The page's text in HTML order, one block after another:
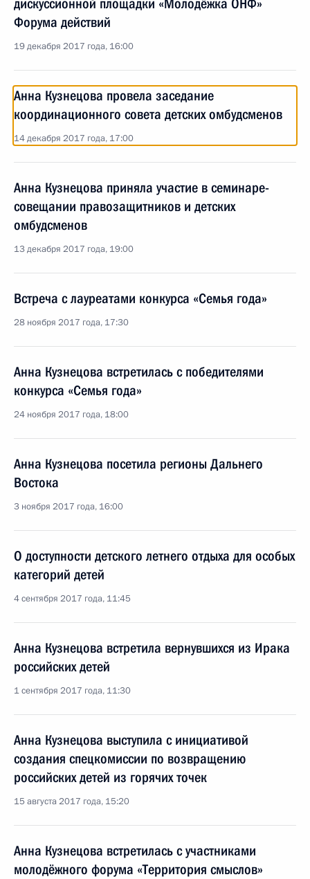
дискуссионной площадки «Молодёжка ОНФ»
Форума действий
19 декабря 2017 года, 16:00
Анна Кузнецова провела заседание
координационного совета детских омбудсменов
14 декабря 2017 года, 17:00
Анна Кузнецова приняла участие в семинаре-
совещании правозащитников и детских
омбудсменов
13 декабря 2017 года, 19:00
Встреча с лауреатами конкурса «Семья года»
28 ноября 2017 года, 17:30
Анна Кузнецова встретилась с победителями
конкурса «Семья года»
24 ноября 2017 года, 18:00
Анна Кузнецова посетила регионы Дальнего
Востока
3 ноября 2017 года, 16:00
О доступности детского летнего отдыха для особых
категорий детей
4 сентября 2017 года, 11:45
Анна Кузнецова встретила вернувшихся из Ирака
российских детей
1 сентября 2017 года, 11:30
Анна Кузнецова выступила с инициативой
создания спецкомиссии по возвращению
российских детей из горячих точек
15 августа 2017 года, 15:20
Анна Кузнецова встретилась с участниками
молодёжного форума «Территория смыслов»